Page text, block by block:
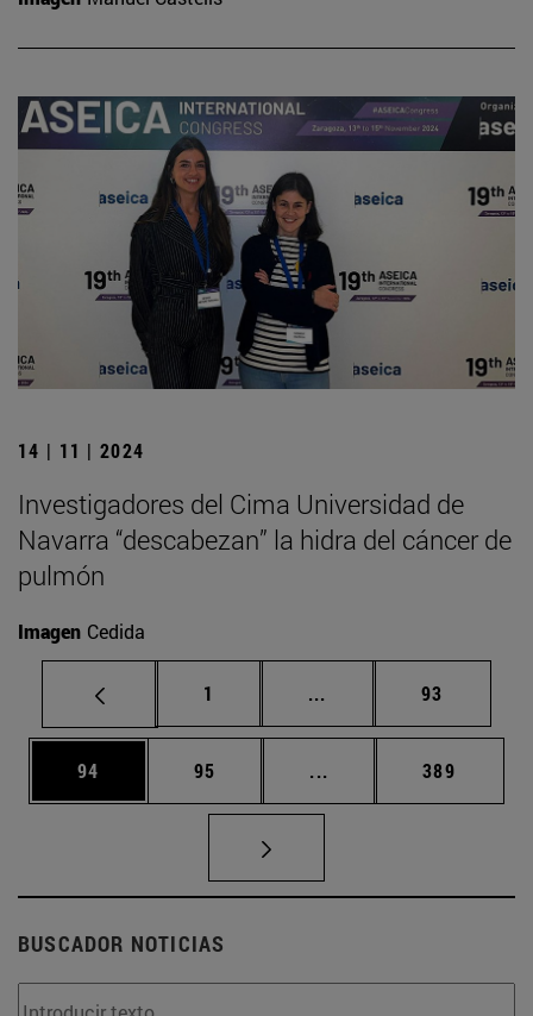
14 | 11 | 2024
Investigadores del Cima Universidad de
Navarra “descabezan” la hidra del cáncer de
pulmón
Imagen Cedida
Página
1 ... Páginas intermedias
Página
93
Página
94 Página
95 ... Páginas intermedias
Página
389
BUSCADOR NOTICIAS